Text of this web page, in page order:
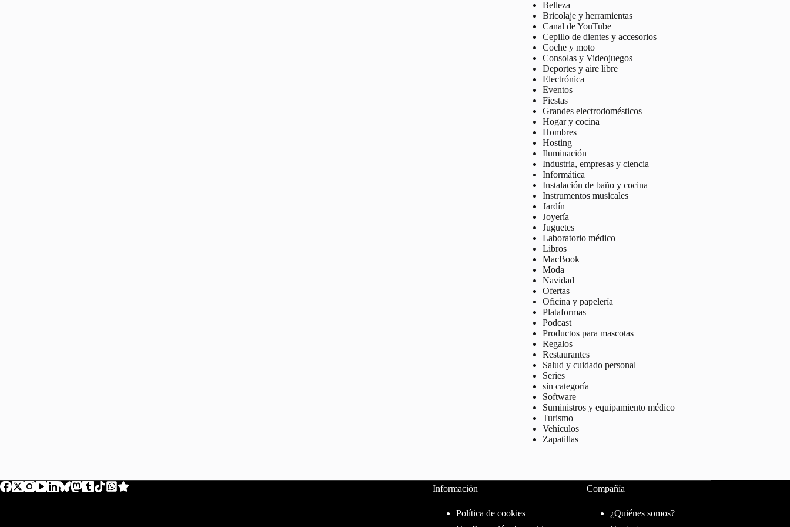
Belleza
Bricolaje y herramientas
Canal de YouTube
Cepillo de dientes y accesorios
Coche y moto
Consolas y Videojuegos
Deportes y aire libre
Electrónica
Eventos
Fiestas
Grandes electrodomésticos
Hogar y cocina
Hombres
Hosting
Iluminación
Industria, empresas y ciencia
Informática
Instalación de baño y cocina
Instrumentos musicales
Jardín
Joyería
Juguetes
Laboratorio médico
Libros
MacBook
Moda
Navidad
Ofertas
Oficina y papelería
Plataformas
Podcast
Productos para mascotas
Regalos
Restaurantes
Salud y cuidado personal
Series
sin categoría
Software
Suministros y equipamiento médico
Turismo
Vehículos
Zapatillas
Información
Política de cookies
Compañía
¿Quiénes somos?